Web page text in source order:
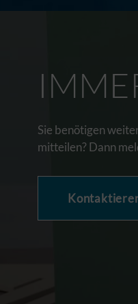
Sie benötigen
mitteilen? Dann